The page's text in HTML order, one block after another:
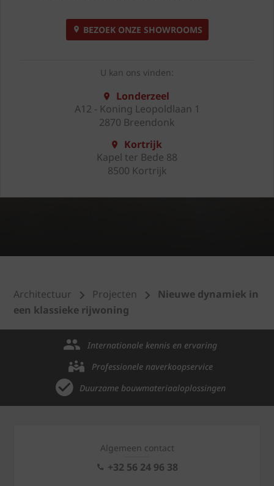
BEZOEK ONZE SHOWROOMS
U kan ons vinden:
Londerzeel
A12 - Koning Leopoldlaan 1
2870 Breendonk
Kortrijk
Kapel ter Bede 88
8500 Kortrijk
Architectuur Projecten
Nieuwe dynamiek in
een klassieke rijwoning
Internationale kennis en ervaring
Professionele naverkoopservice
Duurzame bouwmateriaaloplossingen
Algemeen contact
+32 56 24 96 38